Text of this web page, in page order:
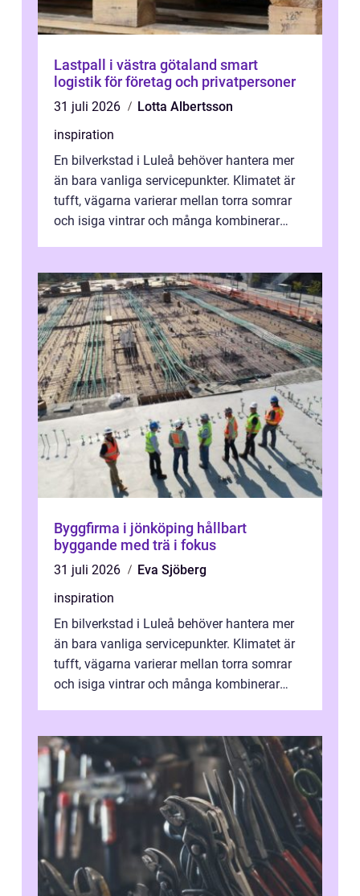
Lastpall i västra götaland smart
logistik för företag och privatpersoner
31 juli 2026
Lotta Albertsson
inspiration
En bilverkstad i Luleå behöver hantera mer
än bara vanliga servicepunkter. Klimatet är
tufft, vägarna varierar mellan torra somrar
och isiga vintrar och många kombinerar
Byggfirma i jönköping hållbart
byggande med trä i fokus
31 juli 2026
Eva Sjöberg
inspiration
En bilverkstad i Luleå behöver hantera mer
än bara vanliga servicepunkter. Klimatet är
tufft, vägarna varierar mellan torra somrar
och isiga vintrar och många kombinerar